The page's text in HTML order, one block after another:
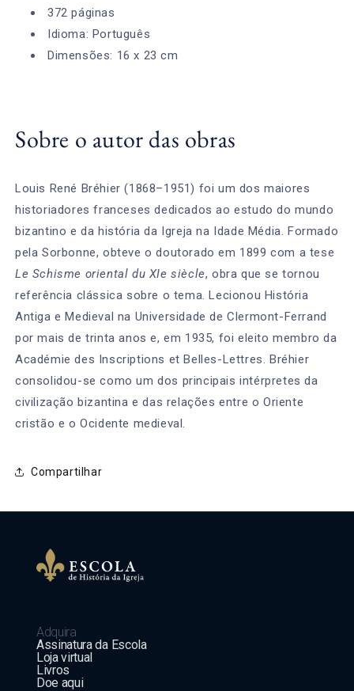
372 páginas
Idioma: Português
Dimensões: 16 x 23 cm
Sobre o autor das obras
Louis René Bréhier (1868–1951) foi um dos maiores
historiadores franceses dedicados ao estudo do mundo
bizantino e da história da Igreja na Idade Média. Formado
pela Sorbonne, obteve o doutorado em 1899 com a tese
Le Schisme oriental du XIe siècle, obra que se tornou
referência clássica sobre o tema. Lecionou História
Antiga e Medieval na Universidade de Clermont-Ferrand
por mais de trinta anos e, em 1935, foi eleito membro da
Académie des Inscriptions et Belles-Lettres. Bréhier
consolidou-se como um dos principais intérpretes da
civilização bizantina e das relações entre o Oriente
cristão e o Ocidente medieval.
Compartilhar
Adquira
Assinatura da Escola
Loja virtual
Livros
Doe aqui